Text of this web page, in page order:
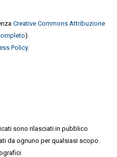
Creative Commons Attribuzione
).
Policy.
sono rilasciati in pubblico
da ognuno per qualsiasi scopo.